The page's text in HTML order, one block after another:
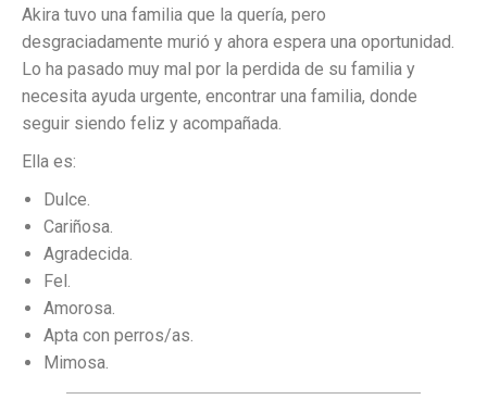
Akira tuvo una familia que la quería, pero
desgraciadamente murió y ahora espera una oportunidad.
Lo ha pasado muy mal por la perdida de su familia y
necesita ayuda urgente, encontrar una familia, donde
seguir siendo feliz y acompañada.
Ella es:
Dulce.
Cariñosa.
Agradecida.
Fel.
Amorosa.
Apta con perros/as.
Mimosa.